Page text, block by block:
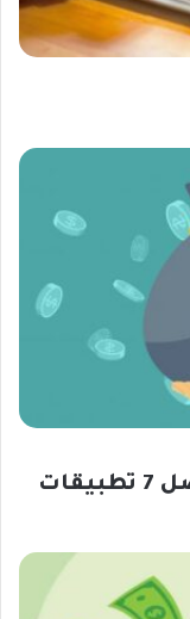
ربح المال من التطبيقات وأفضل 7 تطبيقات